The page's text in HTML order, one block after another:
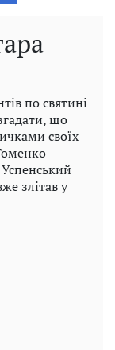
по святині
що
своїх
злітав у